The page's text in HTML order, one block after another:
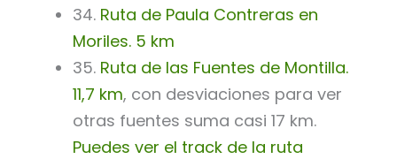
34. Ruta de Paula Contreras en
Moriles. 5 km
35. Ruta de las Fuentes de Montilla.
11,7 km, con desviaciones para ver
otras fuentes suma casi 17 km.
Puedes ver el track de la ruta